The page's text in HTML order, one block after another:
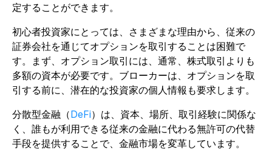
定することができます。
初心者投資家にとっては、さまざまな理由から、従来の
証券会社を通じてオプションを取引することは困難で
す。まず、オプション取引には、通常、株式取引よりも
多額の資本が必要です。ブローカーは、オプションを取
引する前に、潜在的な投資家の個人情報も要求します。
分散型金融（DeFi）は、資本、場所、取引経験に関係な
く、誰もが利用できる従来の金融に代わる無許可の代替
手段を提供することで、金融市場を変革しています。